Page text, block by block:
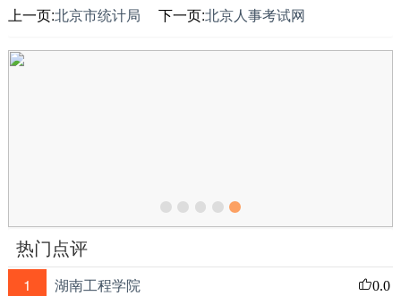
上一页:北京市统计局 下一页:北京人事考试网
热门点评
1 湖南工程学院 0.0